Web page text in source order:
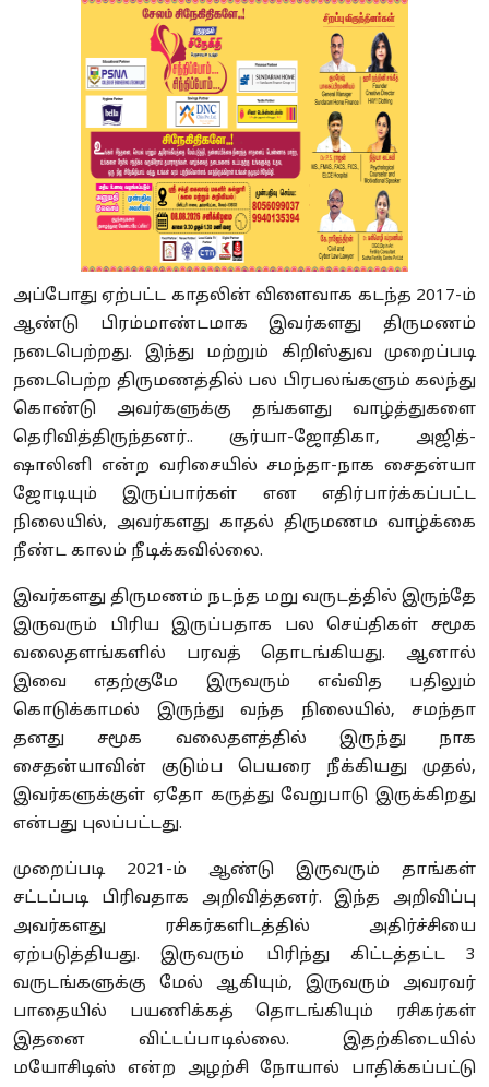
அப்போது ஏற்பட்ட காதலின் விளைவாக கடந்த 2017-ம்
ஆண்டு பிரம்மாண்டமாக இவர்களது திருமணம்
நடைபெற்றது. இந்து மற்றும் கிறிஸ்துவ முறைப்படி
நடைபெற்ற திருமணத்தில் பல பிரபலங்களும் கலந்து
கொண்டு அவர்களுக்கு தங்களது வாழ்த்துகளை
தெரிவித்திருந்தனர்.. சூர்யா-ஜோதிகா, அஜித்-
ஷாலினி என்ற வரிசையில் சமந்தா-நாக சைதன்யா
ஜோடியும் இருப்பார்கள் என எதிர்பார்க்கப்பட்ட
நிலையில், அவர்களது காதல் திருமணம வாழ்க்கை
நீண்ட காலம் நீடிக்கவில்லை.
இவர்களது திருமணம் நடந்த மறு வருடத்தில் இருந்தே
இருவரும் பிரிய இருப்பதாக பல செய்திகள் சமூக
வலைதளங்களில் பரவத் தொடங்கியது. ஆனால்
இவை எதற்குமே இருவரும் எவ்வித பதிலும்
கொடுக்காமல் இருந்து வந்த நிலையில், சமந்தா
தனது சமூக வலைதளத்தில் இருந்து நாக
சைதன்யாவின் குடும்ப பெயரை நீக்கியது முதல்,
இவர்களுக்குள் ஏதோ கருத்து வேறுபாடு இருக்கிறது
என்பது புலப்பட்டது.
முறைப்படி 2021-ம் ஆண்டு இருவரும் தாங்கள்
சட்டப்படி பிரிவதாக அறிவித்தனர். இந்த அறிவிப்பு
அவர்களது ரசிகர்களிடத்தில் அதிர்ச்சியை
ஏற்படுத்தியது. இருவரும் பிரிந்து கிட்டத்தட்ட 3
வருடங்களுக்கு மேல் ஆகியும், இருவரும் அவரவர்
பாதையில் பயணிக்கத் தொடங்கியும் ரசிகர்கள்
இதனை விட்டப்பாடில்லை. இதற்கிடையில்
மயோசிடிஸ் என்ற அழற்சி நோயால் பாதிக்கப்பட்டு